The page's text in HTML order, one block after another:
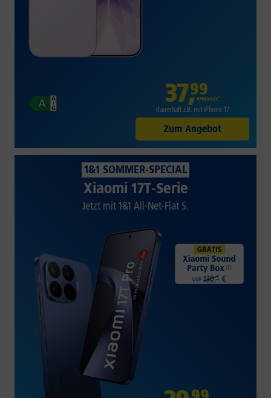
37,99
€/Monat*
dauerhaft z.B. mit iPhone 17
Zum Angebot
1&1 SOMMER-SPECIAL
Xiaomi 17T-Serie
Jetzt mit 1&1 All-Net-Flat S.